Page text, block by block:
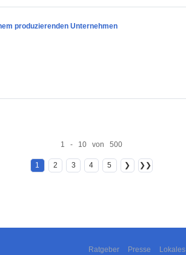
produzierenden Unternehmen
1 - 10 von 500
1 2 3 4 5 ❯ ❯❯
Ratgeber Presse Lokales